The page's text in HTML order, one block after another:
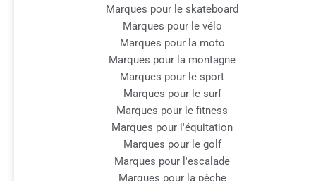
Marques pour le skateboard
Marques pour le vélo
Marques pour la moto
Marques pour la montagne
Marques pour le sport
Marques pour le surf
Marques pour le fitness
Marques pour l'équitation
Marques pour le golf
Marques pour l'escalade
Marques pour la pêche